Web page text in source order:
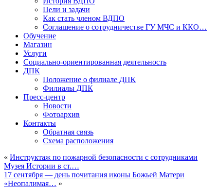
Цели и задачи
Как стать членом ВДПО
Соглашение о сотрудничестве ГУ МЧС и ККО…
Обучение
Магазин
Услуги
Социально-ориентированная деятельность
ДПК
Положение о филиале ДПК
Филиалы ДПК
Пресс-центр
Новости
Фотоархив
Контакты
Обратная связь
Схема расположения
« Инструктаж по пожарной безопасности с сотрудниками
Музея Истории в ст.…
17 сентября — день почитания иконы Божьей Матери
«Неопалимая… »